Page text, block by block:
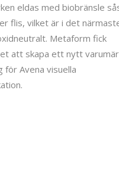
eldas med biobränsle
flis, vilket är i det
Metaform fick
att skapa ett nytt
för Avena visuella